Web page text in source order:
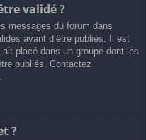
validé ?
messages du forum dans
avant d’être publiés. Il est
placé dans un groupe dont les
publiés. Contactez
?